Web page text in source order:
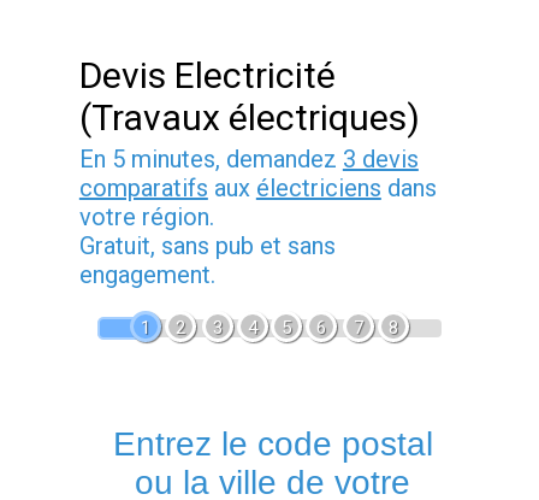
Devis Electricité
(Travaux électriques)
En 5 minutes, demandez 3 devis
comparatifs aux électriciens dans
votre région.
Gratuit, sans pub et sans
engagement.
1 2 3 4 5 6 7 8
Entrez le code postal
ou la ville de votre